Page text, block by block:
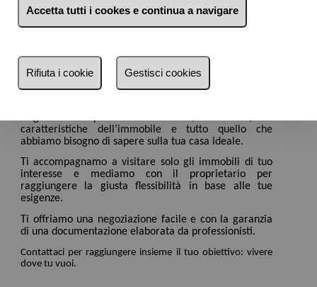
Ti aiutiamo a ottenere l’immobile che si adatta
alle tue esigenze
qualche parte e sta solo aspettando te. Noi ci
occupiamo di cercarlo e incontrarlo all’interno
dell’ampia offerta del mercato.
caratteristiche dell’immobile e tutto quello che
abbiamo bisogno di sapere sulla tua casa ideale.
Ti accompagnamo a visitare solo gli immobili di tuo
interesse e mediamo con il proprietario per
raggiungere la giusta flessibilità in base alle tue
esigenze.
Ti offriamo una negoziazione facile e con la garanzia
di una documentazione elaborata da professionisti.
Contattaci per raggiungere insieme il tuo obiettivo: vivere
dove tu vuoi.
Accetta tutti i cookes e continua a navigare
Rifiuta i cookie Gestisci cookies